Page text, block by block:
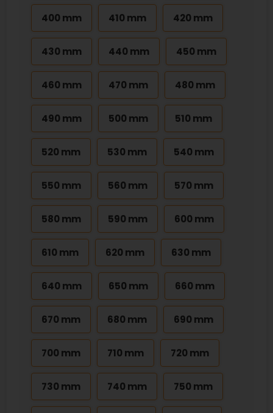
400 mm 410 mm 420 mm
430 mm 440 mm 450 mm
460 mm 470 mm 480 mm
490 mm 500 mm 510 mm
520 mm 530 mm 540 mm
550 mm 560 mm 570 mm
580 mm 590 mm 600 mm
610 mm 620 mm 630 mm
640 mm 650 mm 660 mm
670 mm 680 mm 690 mm
700 mm 710 mm 720 mm
730 mm 740 mm 750 mm